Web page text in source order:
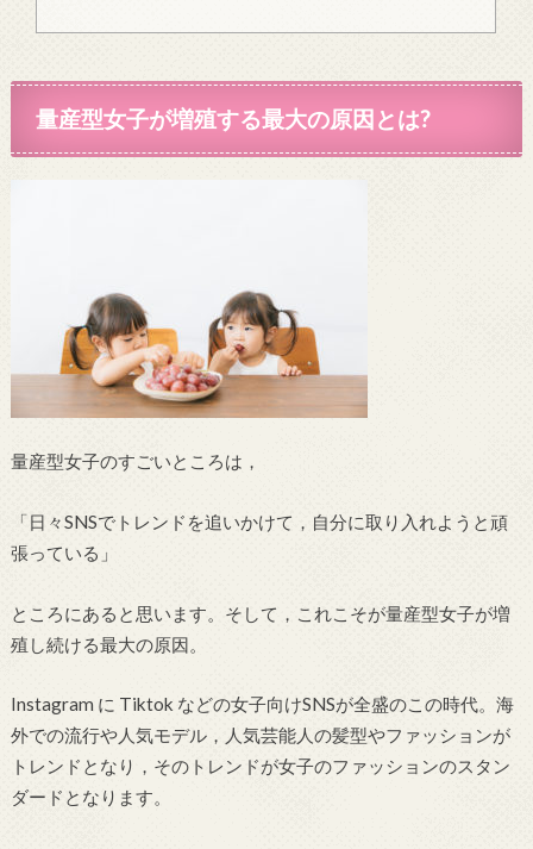
量産型女子が増殖する最大の原因とは?
量産型女子のすごいところは，
「日々SNSでトレンドを追いかけて，自分に取り入れようと頑
張っている」
ところにあると思います。そして，これこそが量産型女子が増
殖し続ける最大の原因。
Instagram に Tiktok などの女子向けSNSが全盛のこの時代。海
外での流行や人気モデル，人気芸能人の髪型やファッションが
トレンドとなり，そのトレンドが女子のファッションのスタン
ダードとなります。